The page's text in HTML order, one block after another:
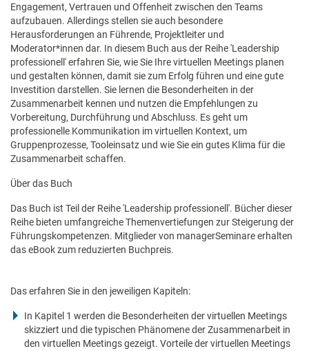
Engagement, Vertrauen und Offenheit zwischen den Teams
aufzubauen. Allerdings stellen sie auch besondere
Herausforderungen an Führende, Projektleiter und
Moderator*innen dar. In diesem Buch aus der Reihe 'Leadership
professionell' erfahren Sie, wie Sie Ihre virtuellen Meetings planen
und gestalten können, damit sie zum Erfolg führen und eine gute
Investition darstellen. Sie lernen die Besonderheiten in der
Zusammenarbeit kennen und nutzen die Empfehlungen zu
Vorbereitung, Durchführung und Abschluss. Es geht um
professionelle Kommunikation im virtuellen Kontext, um
Gruppenprozesse, Tooleinsatz und wie Sie ein gutes Klima für die
Zusammenarbeit schaffen.
Über das Buch
Das Buch ist Teil der Reihe 'Leadership professionell'. Bücher dieser
Reihe bieten umfangreiche Themenvertiefungen zur Steigerung der
Führungskompetenzen. Mitglieder von managerSeminare erhalten
das eBook zum reduzierten Buchpreis.
Das erfahren Sie in den jeweiligen Kapiteln:
In Kapitel 1 werden die Besonderheiten der virtuellen Meetings
skizziert und die typischen Phänomene der Zusammenarbeit in
den virtuellen Meetings gezeigt. Vorteile der virtuellen Meetings